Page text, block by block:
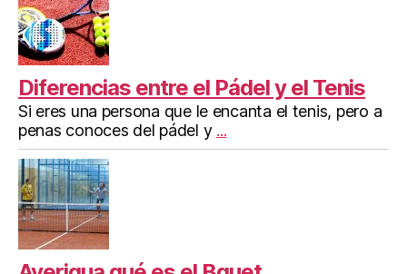
Diferencias entre el Pádel y el Tenis
Si eres una persona que le encanta el tenis, pero a
penas conoces del pádel y ...